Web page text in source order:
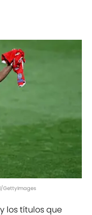
GettyImages
los títulos que